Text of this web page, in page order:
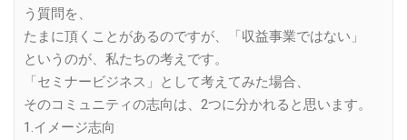
う質問を、
たまに頂くことがあるのですが、「収益事業ではない」
というのが、私たちの考えです。
「セミナービジネス」として考えてみた場合、
そのコミュニティの志向は、2つに分かれると思います。
1.イメージ志向